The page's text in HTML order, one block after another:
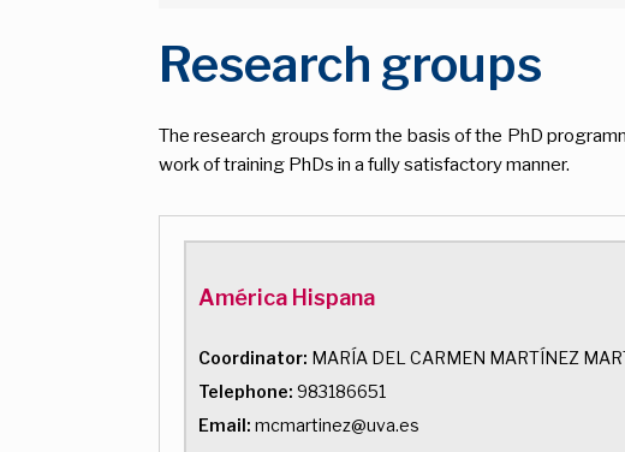
Research groups
The research groups form the basis of the PhD
work of training PhDs in a fully satisfactory manner.
América Hispana
Coordinator: MARÍA DEL CARMEN MARTÍNEZ
Telephone: 983186651
Email: mcmartinez@uva.es